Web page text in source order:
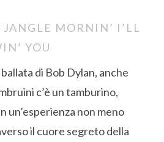
MORNIN’ I’LL
YOU
di Bob Dylan, anche
c’è un tamburino,
un’esperienza non meno
il cuore segreto della